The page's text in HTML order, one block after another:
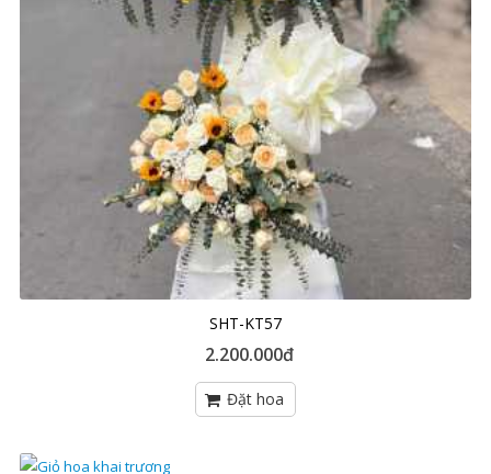
SHT-KT57
2.200.000đ